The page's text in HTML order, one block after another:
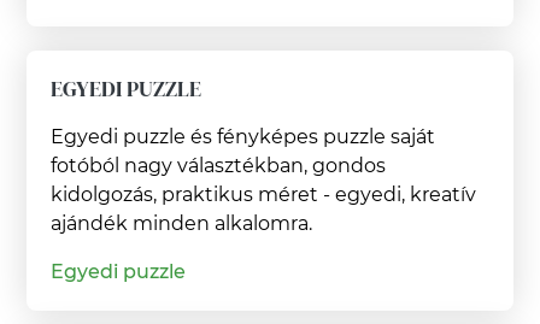
EGYEDI PUZZLE
Egyedi puzzle és fényképes puzzle saját
fotóból nagy választékban, gondos
kidolgozás, praktikus méret - egyedi, kreatív
ajándék minden alkalomra.
Egyedi puzzle